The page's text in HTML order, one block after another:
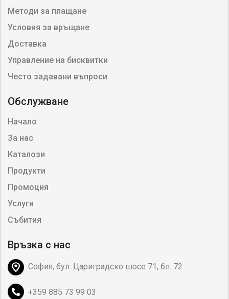
Методи за плащане
Условия за връщане
Доставка
Управление на бисквитки
Често задавани въпроси
Обслужване
Начало
За нас
Каталози
Продукти
Промоция
Услуги
Събития
Връзка с нас
София, бул. Цариградско шосе 71, бл. 72
+359 885 73 99 03